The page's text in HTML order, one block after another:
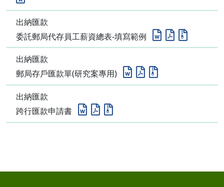
出納匯款
委託郵局代存員工薪資總表-填寫範例
出納匯款
郵局存戶匯款單(研究案專用)
出納匯款
跨行匯款申請書